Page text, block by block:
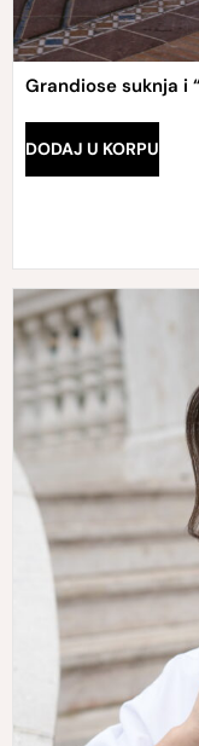
Grandiose suknja i
DODAJ U KORPU